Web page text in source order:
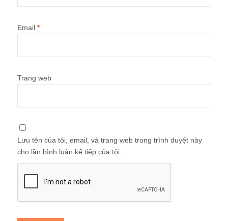
Email *
Trang web
Lưu tên của tôi, email, và trang web trong trình duyệt này
cho lần bình luận kế tiếp của tôi.